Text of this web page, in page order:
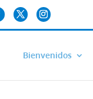
Bienvenidos